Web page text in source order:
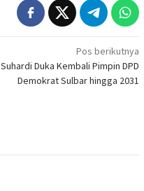
Pos berikutnya
Suhardi Duka Kembali Pimpin DPD
Demokrat Sulbar hingga 2031